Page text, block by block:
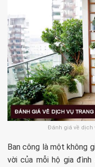
Đánh giá về dịch
Ban công là một không
vời của mỗi hộ gia đình